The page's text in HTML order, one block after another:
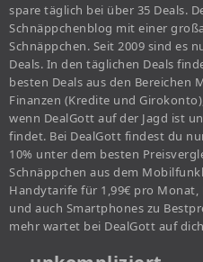
spare täglich bei über 35 Deals.
Schnäppchenblog mit einer
Schnäppchen. Seit 2009 sind es
Deals. In den täglichen Deals
besten Deals aus den Bereichen
Finanzen (Kredite und
wenn DealGott auf der Jagd ist
findet. Bei DealGott findest du
10% unter dem besten
Schnäppchen aus dem
Handytarife für 1,99€ pro
und auch Smartphones zu
mehr wartet bei DealGott auf